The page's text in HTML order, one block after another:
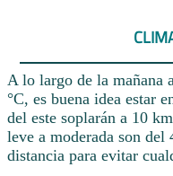
A lo largo de la mañana
°C, es buena idea estar
del este soplarán a 10
leve a moderada son
distancia para evitar